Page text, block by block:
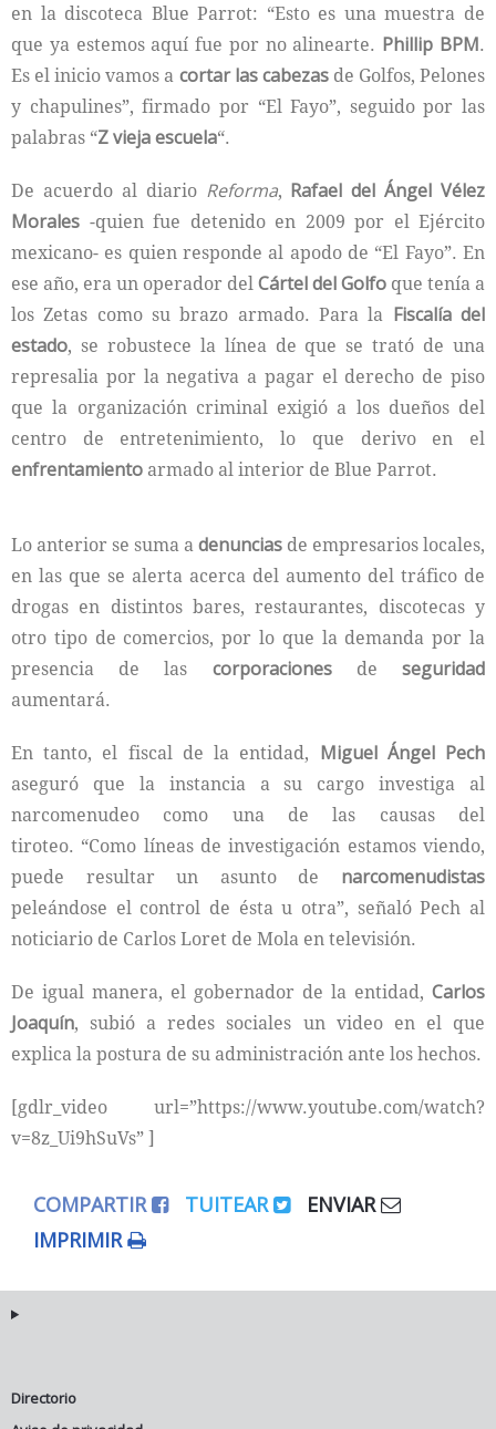
en la discoteca Blue Parrot: “Esto es una muestra de
que ya estemos aquí fue por no alinearte. Phillip BPM.
Es el inicio vamos a cortar las cabezasde Golfos, Pelones
y chapulines”, firmado por “El Fayo”, seguido por las
palabras “Z vieja escuela“.
De acuerdo al diario Reforma, Rafael del Ángel Vélez
Morales -quien fue detenido en 2009 por el Ejército
mexicano- es quien responde al apodo de “El Fayo”. En
ese año, era un operador delCártel del Golfo que tenía a
los Zetas como su brazo armado. Para la Fiscalía del
estado, se robustece la línea de que se trató de una
represalia por la negativa a pagar el derecho de piso
que la organización criminal exigió a los dueños del
centro de entretenimiento, lo que derivo en el
enfrentamiento armado al interior de Blue Parrot.
Lo anterior se suma adenuncias de empresarios locales,
en las que se alerta acerca del aumento del tráfico de
drogas en distintos bares, restaurantes, discotecas y
otro tipo de comercios, por lo que la demanda por la
presencia de las corporacionesdeseguridad
aumentará.
En tanto, el fiscal de la entidad, Miguel Ángel Pech
aseguró que la instancia a su cargo investiga al
narcomenudeo como una de las causas del
tiroteo. “Como líneas de investigación estamos viendo,
puede resultar un asunto de narcomenudistas
peleándose el control de ésta u otra”, señaló Pech al
noticiario de Carlos Loret de Mola en televisión.
De igual manera, el gobernador de la entidad, Carlos
Joaquín, subió a redes sociales un video en el que
explica la postura de su administración ante los hechos.
[gdlr_video url=”https://www.youtube.com/watch?
v=8z_Ui9hSuVs” ]
COMPARTIR TUITEAR
ENVIAR
IMPRIMIR
Directorio